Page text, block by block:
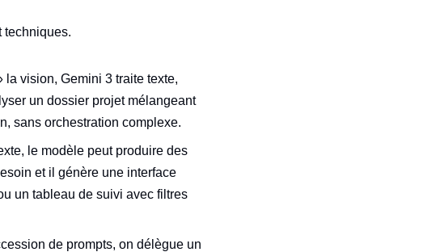
techniques.
la vision, Gemini 3 traite texte,
un dossier projet mélangeant
sans orchestration complexe.
le modèle peut produire des
et il génère une interface
un tableau de suivi avec filtres
de prompts, on délègue un